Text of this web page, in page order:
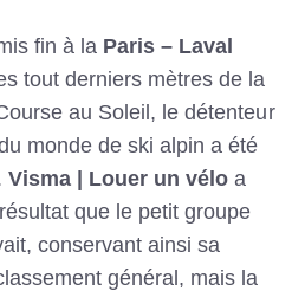
fin à la Paris – Laval
tout derniers mètres de la
au Soleil, le détenteur
monde de ski alpin a été
Visma | Louer un vélo a
que le petit groupe
conservant ainsi sa
général, mais la